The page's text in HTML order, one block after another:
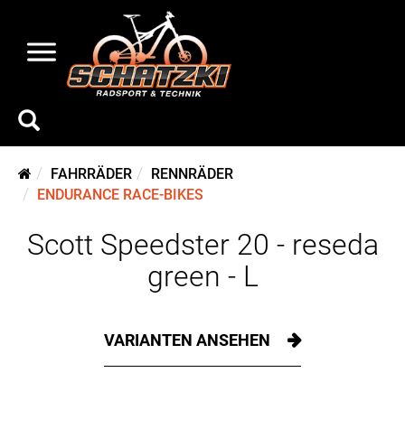
FAHRRÄDER
RENNRÄDER
ENDURANCE RACE-BIKES
Scott Speedster 20 - reseda
green - L
VARIANTEN ANSEHEN